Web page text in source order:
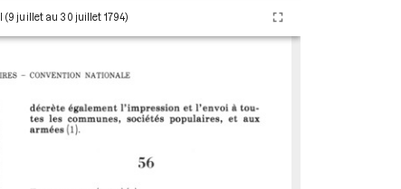
(9 juillet au 30 juillet 1794)